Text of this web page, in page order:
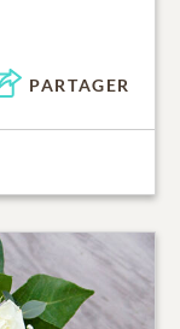
PARTAGER